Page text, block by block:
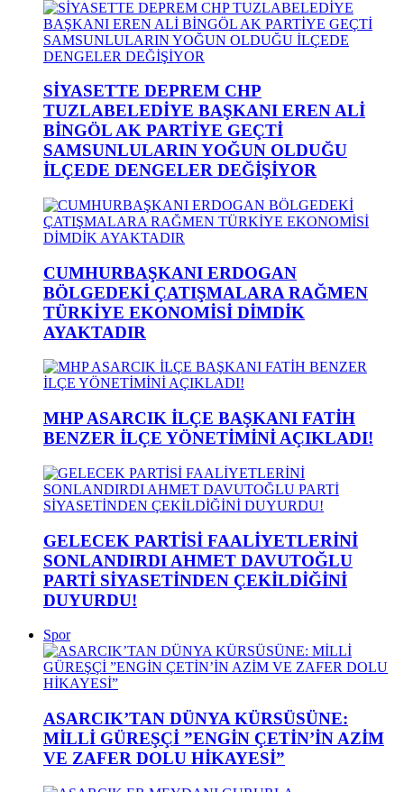
SİYASETTE DEPREM CHP
TUZLABELEDİYE BAŞKANI EREN ALİ
BİNGÖL AK PARTİYE GEÇTİ
SAMSUNLULARIN YOĞUN OLDUĞU
İLÇEDE DENGELER DEĞİŞİYOR
CUMHURBAŞKANI ERDOGAN
BÖLGEDEKİ ÇATIŞMALARA RAĞMEN
TÜRKİYE EKONOMİSİ DİMDİK
AYAKTADIR
MHP ASARCIK İLÇE BAŞKANI FATİH
BENZER İLÇE YÖNETİMİNİ AÇIKLADI!
GELECEK PARTİSİ FAALİYETLERİNİ
SONLANDIRDI AHMET DAVUTOĞLU
PARTİ SİYASETİNDEN ÇEKİLDİĞİNİ
DUYURDU!
Spor
ASARCIK’TAN DÜNYA KÜRSÜSÜNE:
MİLLİ GÜREŞÇİ ”ENGİN ÇETİN’İN AZİM
VE ZAFER DOLU HİKAYESİ”